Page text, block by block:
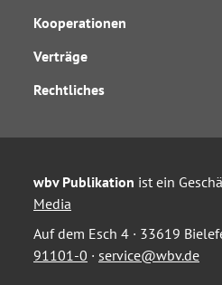
Kooperationen
Verträge
Rechtliches
wbv Publikation ist ein
Media
Auf dem Esch 4 · 33619
91101-0 · service@wbv.de